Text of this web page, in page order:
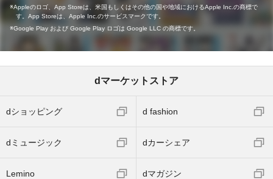
Appleのロゴ、App Storeは、米国もしくはその他の国や地域におけるApple Inc.の商標で
す。App Storeは、Apple Inc.のサービスマークです。
Google Play および Google Play ロゴは Google LLC の商標です。
dマーケットストア
dショッピング d fashion
dミュージック dカーシェア
Lemino dマガジン